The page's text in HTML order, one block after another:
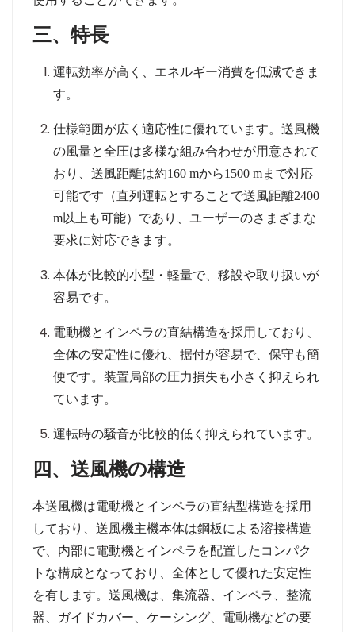
三、特長
運転効率が高く、エネルギー消費を低減できま
す。
仕様範囲が広く適応性に優れています。送風機
の風量と全圧は多様な組み合わせが用意されて
おり、送風距離は約160 mから1500 mまで対応
可能です（直列運転とすることで送風距離2400
m以上も可能）であり、ユーザーのさまざまな
要求に対応できます。
本体が比較的小型 ・ 軽量で、移設や取り扱いが
容易です。
電動機とインペラの直結構造を採用しており、
全体の安定性に優れ、据付が容易で、保守も簡
便です。装置局部の圧力損失も小さく抑えられ
ています。
運転時の騒音が比較的低く抑えられています。
四、送風機の構造
本送風機は電動機とインペラの直結型構造を採用
しており、送風機主機本体は鋼板による溶接構造
で、内部に電動機とインペラを配置したコンパク
トな構成となっており、全体として優れた安定性
を有します。送風機は、集流器、インペラ、整流
器、ガイドカバー、ケーシング、電動機などの要